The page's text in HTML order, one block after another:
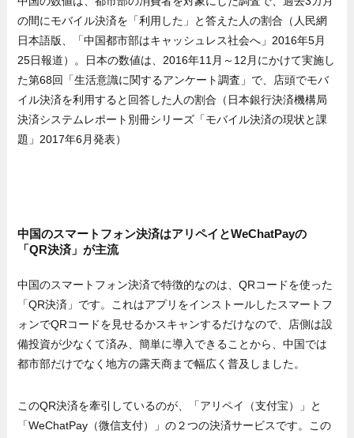
の間にモバイル決済を「利用した」と答えた人の割合（人民網
日本語版、「中国都市部はキャッシュレス社会へ」2016年5月
25日報道）。日本の数値は、2016年11月～12月にかけて実施し
た第68回「生活意識に関するアンケート調査」で、店頭でモバ
イル決済を利用すると回答した人の割合（日本銀行決済機構局
決済システムレポート別冊シリーズ「モバイル決済の現状と課
題」2017年6月発表）
中国のスマートフォン決済はアリペイとWeChatPayの
「QR決済」が主流
中国のスマートフォン決済で特徴的なのは、QRコードを使った
「QR決済」です。これはアプリをインストールしたスマートフ
ォンでQRコードを見せるかスキャンするだけなので、店側は設
備投資が少なくて済み、簡単に導入できることから、中国では
都市部だけでなく地方の露天商まで幅広く普及しました。
このQR決済を牽引しているのが、「アリペイ（支付宝）」と
「WeChatPay（微信支付）」の２つの決済サービスです。この